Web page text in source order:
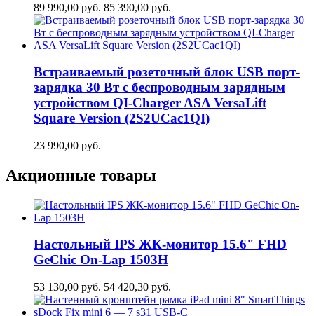
89 990,00 руб. 85 390,00 руб.
Встраиваемый розеточный блок USB порт-
зарядка 30 Вт c беспроводным зарядным
устройством QI-Charger ASA VersaLift
Square Version (2S2UCaс1QI)
23 990,00 руб.
Акционные товары
Настольный IPS ЖК-монитор 15.6" FHD
GeСhic On-Lap 1503H
53 130,00 руб. 54 420,30 руб.